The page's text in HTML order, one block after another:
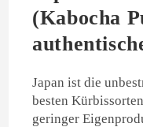
(Kabocha
Japan ist die
besten
geringer